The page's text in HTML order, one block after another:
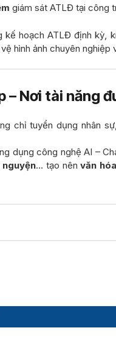
giám sát ATLĐ tại công
kế hoạch ATLĐ định kỳ,
hình ảnh chuyên
– Nơi tài năng
chỉ tuyển dụng nhân
dụng công nghệ AI –
… tạo nênvăn